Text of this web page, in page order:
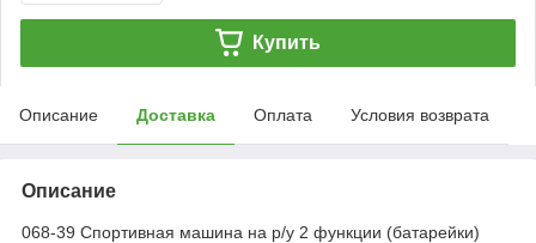
Купить
Описание Доставка Оплата Условия возврата
Описание
068-39 Спортивная машина на р/у 2 функции (батарейки)